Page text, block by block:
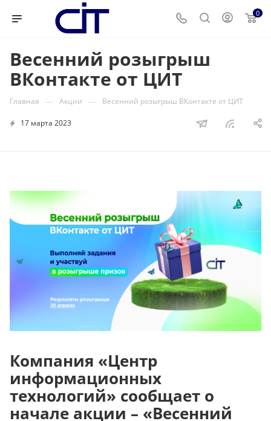
0
Весенний розыгрыш
ВКонтакте от ЦИТ
Главная — Акции — Весенний розыгрыш ВКонтакте от ЦИТ
17 марта 2023
Компания «Центр
информационных
технологий» сообщает о
начале акции – «Весенний